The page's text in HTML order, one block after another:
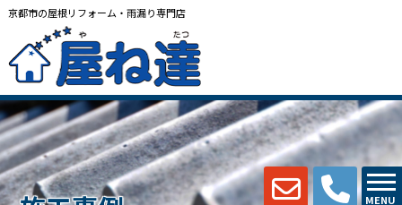
京都市の屋根リフォーム・雨漏り専門店
MENU